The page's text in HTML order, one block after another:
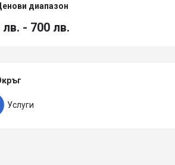
диапазон
лв. - 700 лв.
Услуги